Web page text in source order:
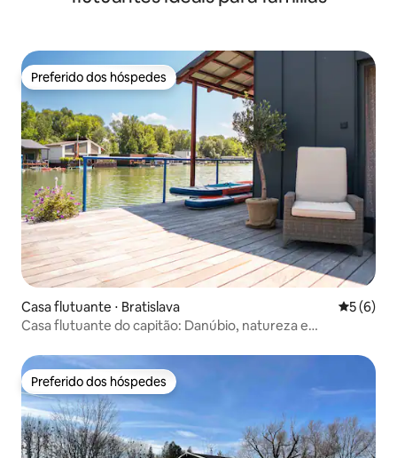
Preferido dos hóspedes
Preferido dos hóspedes
Casa flutuante ⋅ Bratislava 5 de
5 (6)
Casa flutuante do capitão: Danúbio, natureza e
Preferido dos hóspedes
Preferido dos hóspedes